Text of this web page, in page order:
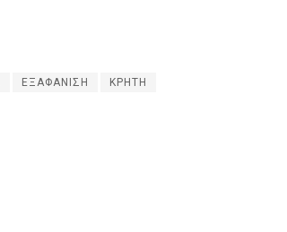
ΕΞΑΦΑΝΙΣΗ ΚΡΗΤΗ